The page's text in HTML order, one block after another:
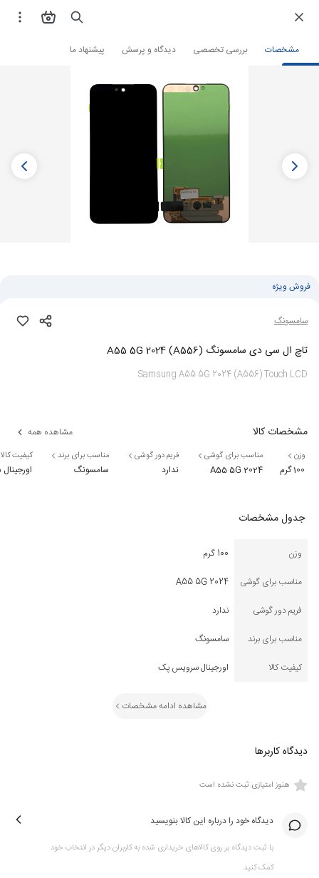
مشخصات بررسی تخصصی دیدگاه و پرسش پیشنهاد ما فروشگاه اینترنتی لوازم جانبی و قطعات موبایل قطعات موبایل
فروش ویژه
سامسونگ
تاچ ال سی دی سامسونگ A55 5G 2024 (A556)
Samsung A55 5G 2024 (A556) Touch LCD
مشخصات کالا مشاهده همه
وزن
100 گرم
مناسب برای گوشی
A55 5G 2024
فریم دور گوشی
ندارد
مناسب برای برند
سامسونگ
کیفیت کالا
جدول مشخصات
وزن
100 گرم
مناسب برای گوشی
A55 5G 2024
فریم دور گوشی
ندارد
مناسب برای برند
سامسونگ
کیفیت کالا
اورجینال سرویس پک
مشاهده ادامه مشخصات
دیدگاه کاربرها
هنوز امتیازی ثبت نشده است
دیدگاه خود را درباره این کالا بنویسید
با ثبت دیدگاه بر روی کالاهای خریداری شده به کاربران دیگر در انتخاب خود
کمک کنید